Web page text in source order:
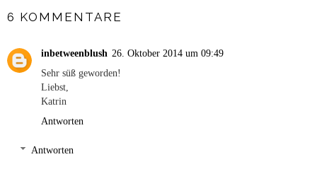
6 KOMMENTARE
inbetweenblush 26. Oktober 2014 um 09:49
Sehr süß geworden!
Liebst,
Katrin
Antworten
Antworten